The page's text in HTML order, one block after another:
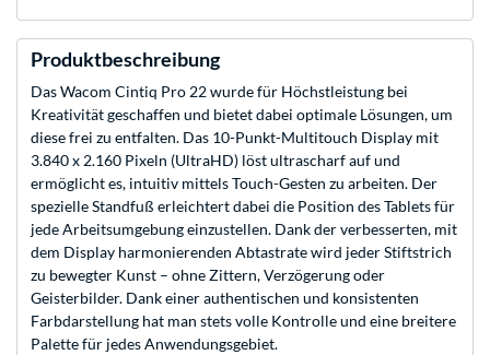
Produktbeschreibung
Das Wacom Cintiq Pro 22 wurde für Höchstleistung bei
Kreativität geschaffen und bietet dabei optimale Lösungen, um
diese frei zu entfalten. Das 10-Punkt-Multitouch Display mit
3.840 x 2.160 Pixeln (UltraHD) löst ultrascharf auf und
ermöglicht es, intuitiv mittels Touch-Gesten zu arbeiten. Der
spezielle Standfuß erleichtert dabei die Position des Tablets für
jede Arbeitsumgebung einzustellen. Dank der verbesserten, mit
dem Display harmonierenden Abtastrate wird jeder Stiftstrich
zu bewegter Kunst – ohne Zittern, Verzögerung oder
Geisterbilder. Dank einer authentischen und konsistenten
Farbdarstellung hat man stets volle Kontrolle und eine breitere
Palette für jedes Anwendungsgebiet.